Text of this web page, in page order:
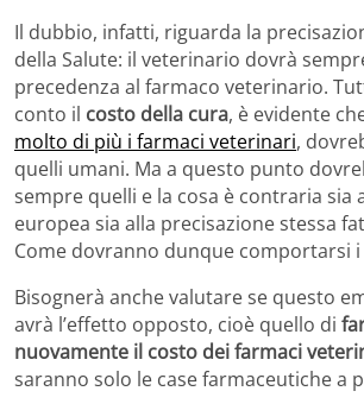
Il dubbio, infatti, riguarda la
della Salute: il veterinario dovrà
precedenza al farmaco veterinario.
conto il costo della cura, è evidente
molto di più i farmaci veterinari,
quelli umani. Ma a questo punto
sempre quelli e la cosa è contraria sia
europea sia alla precisazione stessa
Come dovranno dunque comportarsi
Bisognerà anche valutare se questo
avrà l’effetto opposto, cioè quello di
nuovamente il costo dei farmaci
saranno solo le case farmaceutiche a